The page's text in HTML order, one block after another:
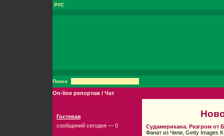
РУС
Поиск
On-line репортаж / Чат
Гостевая
сообщений сегодня — 0
Судамерикана. Разгром от
Фанат из Чили, Getty Images